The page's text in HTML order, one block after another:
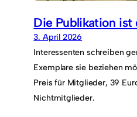
Die Publikation ist
3. April 2026
Interessenten schreiben
Exemplare sie beziehen
Preis für Mitglieder, 39
Nichtmitglieder.